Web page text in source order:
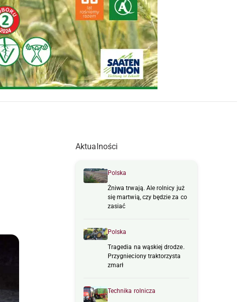
Aktualności
Polska
Żniwa trwają. Ale rolnicy już
się martwią, czy będzie za co
zasiać
Polska
Tragedia na wąskiej drodze.
Przygnieciony traktorzysta
zmarł
Technika rolnicza